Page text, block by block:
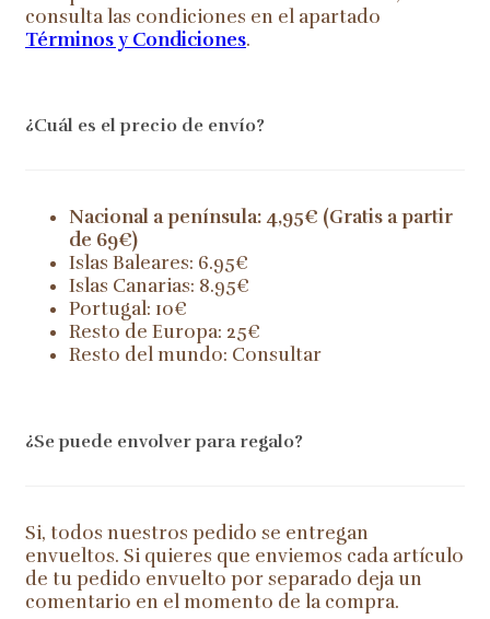
consulta las condiciones en el apartado
Términos y Condiciones.
¿Cuál es el precio de envío?
Nacional a península: 4,95€ (Gratis a partir
de 69€)
Islas Baleares: 6.95€
Islas Canarias: 8.95€
Portugal: 10€
Resto de Europa: 25€
Resto del mundo: Consultar
¿Se puede envolver para regalo?
Si, todos nuestros pedido se entregan
envueltos. Si quieres que enviemos cada artículo
de tu pedido envuelto por separado deja un
comentario en el momento de la compra.